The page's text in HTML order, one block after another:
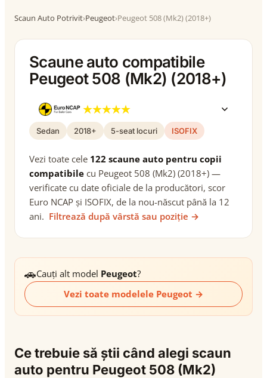
Scaun Auto Potrivit›Peugeot›Peugeot 508 (Mk2) (2018+)
Scaune auto compatibile
Peugeot 508 (Mk2) (2018+)
Sedan 2018+ 5-seat locuri ISOFIX
Vezi toate cele 122 scaune auto pentru copii
compatibile cu Peugeot 508 (Mk2) (2018+) —
verificate cu date oficiale de la producători, scor
Euro NCAP și ISOFIX, de la nou-născut până la 12
ani. Filtrează după vârstă sau poziție →
🚗Cauți alt model Peugeot?
Vezi toate modelele Peugeot →
Ce trebuie să știi când alegi scaun
auto pentru Peugeot 508 (Mk2)